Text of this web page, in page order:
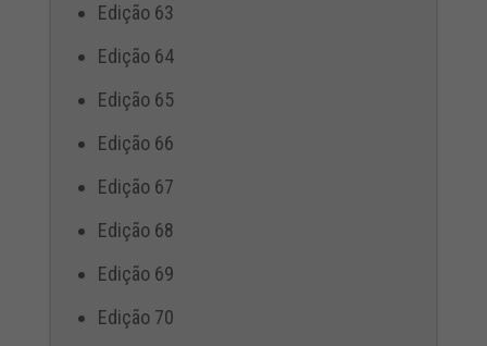
Edição 63
Edição 64
Edição 65
Edição 66
Edição 67
Edição 68
Edição 69
Edição 70